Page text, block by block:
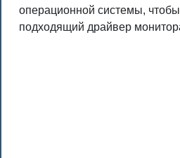
операционной системы, чтобы
подходящий драйвер